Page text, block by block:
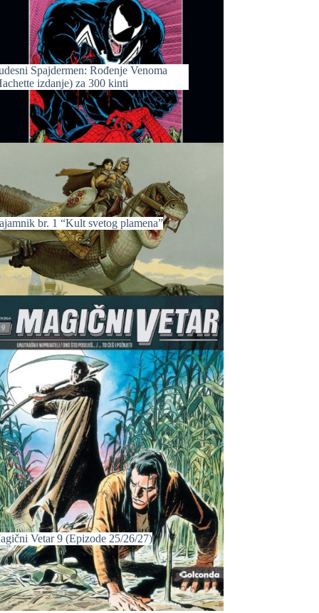
Spajdermen: Rođenje Venoma
izdanje) za 300 kinti
br. 1 “Kult svetog plamena”
Vetar 9 (Epizode 25/26/27)